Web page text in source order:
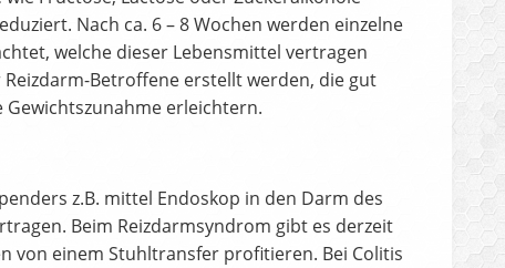
Nach ca. 6 – 8 Wochen werden einzelne
welche dieser Lebensmittel vertragen
Betroffene erstellt werden, die gut
erleichtern.
z.B. mittel Endoskop in den Darm des
Beim Reizdarmsyndrom gibt es derzeit
von einem Stuhltransfer profitieren. Bei Colitis